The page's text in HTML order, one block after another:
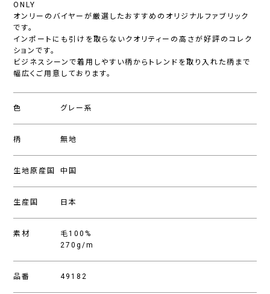
ONLY
オンリーのバイヤーが厳選したおすすめのオリジナルファブリック
です。
インポートにも引けを取らないクオリティーの高さが好評のコレク
ションです。
ビジネスシーンで着用しやすい柄からトレンドを取り入れた柄まで
幅広くご用意しております。
色 グレー系
柄 無地
生地原産国 中国
生産国 日本
素材
毛100%
270g/m
品番 49182